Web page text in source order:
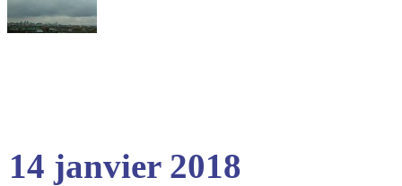
14 janvier 2018